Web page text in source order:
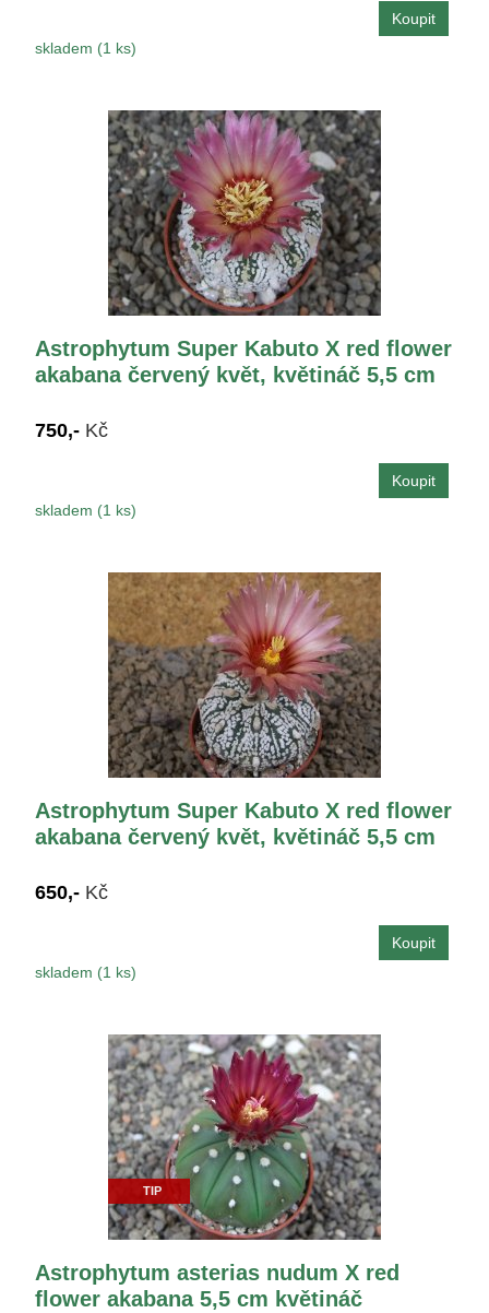
skladem (1 ks)
Astrophytum Super Kabuto X red flower
akabana červený květ, květináč 5,5 cm
750,- Kč
skladem (1 ks)
Astrophytum Super Kabuto X red flower
akabana červený květ, květináč 5,5 cm
650,- Kč
skladem (1 ks)
TIP
Astrophytum asterias nudum X red
flower akabana 5,5 cm květináč